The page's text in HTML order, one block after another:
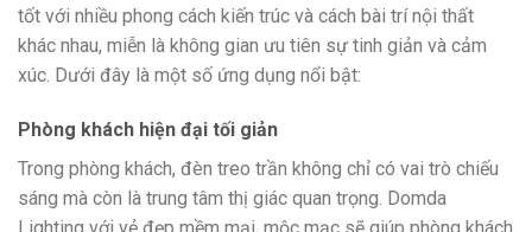
tốt với nhiều phong cách kiến trúc và cách bài trí nội thất
khác nhau, miễn là không gian ưu tiên sự tinh giản và cảm
xúc. Dưới đây là một số ứng dụng nổi bật:
Phòng khách hiện đại tối giản
Trong phòng khách, đèn treo trần không chỉ có vai trò chiếu
sáng mà còn là trung tâm thị giác quan trọng. Domda